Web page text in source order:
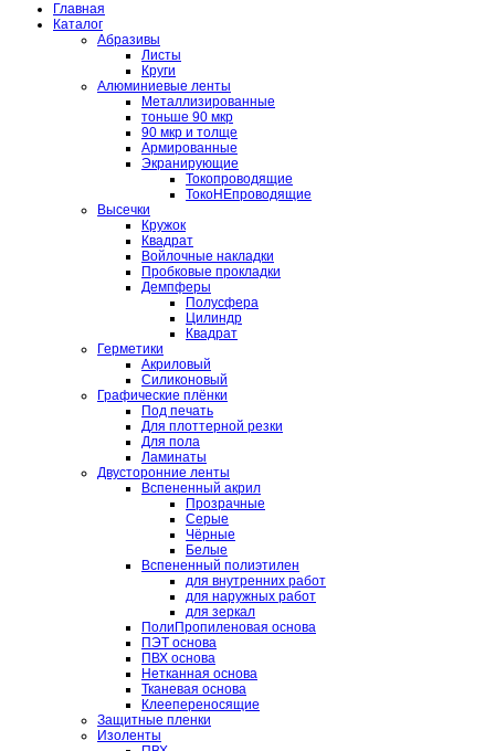
Главная
Каталог
Абразивы
Листы
Круги
Алюминиевые ленты
Металлизированные
тоньше 90 мкр
90 мкр и толще
Армированные
Экранирующие
Токопроводящие
ТокоНЕпроводящие
Высечки
Кружок
Квадрат
Войлочные накладки
Пробковые прокладки
Демпферы
Полусфера
Цилиндр
Квадрат
Герметики
Акриловый
Силиконовый
Графические плёнки
Под печать
Для плоттерной резки
Для пола
Ламинаты
Двусторонние ленты
Вспененный акрил
Прозрачные
Серые
Чёрные
Белые
Вспененный полиэтилен
для внутренних работ
для наружных работ
для зеркал
ПолиПропиленовая основа
ПЭТ основа
ПВХ основа
Нетканная основа
Тканевая основа
Клеепереносящие
Защитные пленки
Изоленты